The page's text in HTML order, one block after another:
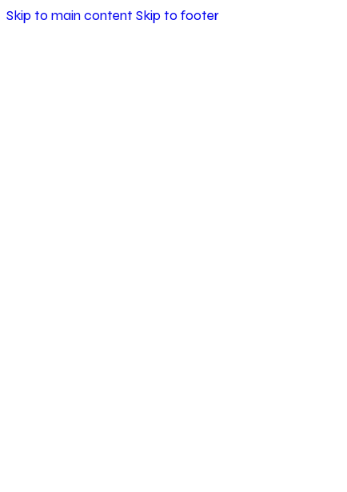
Skip to main content Skip to footer